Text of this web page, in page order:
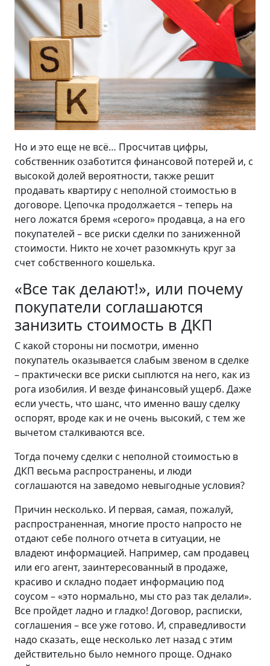
Но и это еще не всё… Просчитав цифры,
собственник озаботится финансовой потерей и, с
высокой долей вероятности, также решит
продавать квартиру с неполной стоимостью в
договоре. Цепочка продолжается – теперь на
него ложатся бремя «серого» продавца, а на его
покупателей – все риски сделки по заниженной
стоимости. Никто не хочет разомкнуть круг за
счет собственного кошелька.
«Все так делают!», или почему
покупатели соглашаются
занизить стоимость в ДКП
С какой стороны ни посмотри, именно
покупатель оказывается слабым звеном в сделке
– практически все риски сыплются на него, как из
рога изобилия. И везде финансовый ущерб. Даже
если учесть, что шанс, что именно вашу сделку
оспорят, вроде как и не очень высокий, с тем же
вычетом сталкиваются все.
Тогда почему сделки с неполной стоимостью в
ДКП весьма распространены, и люди
соглашаются на заведомо невыгодные условия?
Причин несколько. И первая, самая, пожалуй,
распространенная, многие просто напросто не
отдают себе полного отчета в ситуации, не
владеют информацией. Например, сам продавец
или его агент, заинтересованный в продаже,
красиво и складно подает информацию под
соусом – «это нормально, мы сто раз так делали».
Все пройдет ладно и гладко! Договор, расписки,
соглашения – все уже готово. И, справедливости
надо сказать, еще несколько лет назад с этим
действительно было немного проще. Однако